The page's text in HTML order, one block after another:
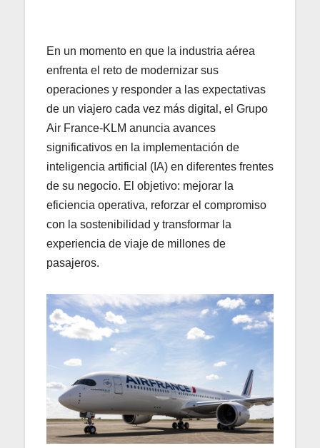
En un momento en que la industria aérea
enfrenta el reto de modernizar sus
operaciones y responder a las expectativas
de un viajero cada vez más digital, el Grupo
Air France-KLM anuncia avances
significativos en la implementación de
inteligencia artificial (IA) en diferentes frentes
de su negocio. El objetivo: mejorar la
eficiencia operativa, reforzar el compromiso
con la sostenibilidad y transformar la
experiencia de viaje de millones de
pasajeros.